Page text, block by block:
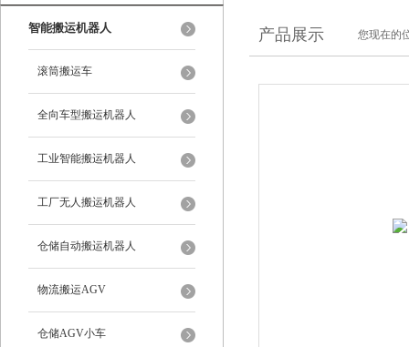
智能搬运机器人
滚筒搬运车
全向车型搬运机器人
工业智能搬运机器人
工厂无人搬运机器人
仓储自动搬运机器人
物流搬运AGV
仓储AGV小车
产品展示 您现在的